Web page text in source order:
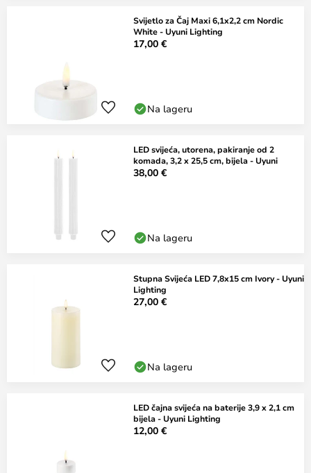
Svijetlo za Čaj Maxi 6,1x2,2 cm Nordic
White - Uyuni Lighting
17,00 €
Na lageru
LED svijeća, utorena, pakiranje od 2
komada, 3,2 x 25,5 cm, bijela - Uyuni
38,00 €
Na lageru
Stupna Svijeća LED 7,8x15 cm Ivory - Uyuni
Lighting
27,00 €
Na lageru
LED čajna svijeća na baterije 3,9 x 2,1 cm
bijela - Uyuni Lighting
12,00 €